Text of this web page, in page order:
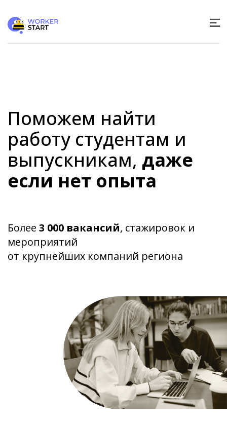
Поможем найти
работу студентам и
выпускникам, даже
если нет опыта
Более 3 000 вакансий, стажировок и
мероприятий
от крупнейших компаний региона